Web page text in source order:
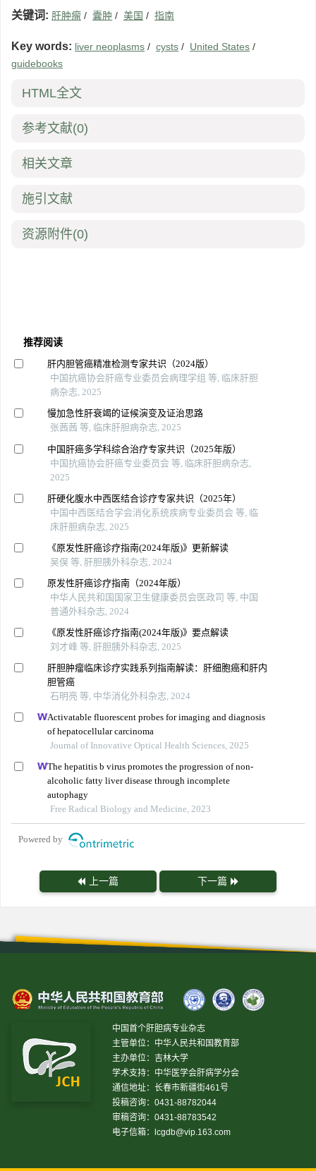
关键词: 肝肿瘤 / 囊肿 / 美国 / 指南
Key words: liver neoplasms / cysts / United States /
guidebooks
HTML全文
参考文献(0)
相关文章
施引文献
资源附件(0)
推荐阅读
肝内胆管癌精准检测专家共识（2024版）
中国抗癌协会肝癌专业委员会病理学组 等, 临床肝胆
病杂志, 2025
慢加急性肝衰竭的证候演变及证治思路
张茜茜 等, 临床肝胆病杂志, 2025
中国肝癌多学科综合治疗专家共识（2025年版）
中国抗癌协会肝癌专业委员会 等, 临床肝胆病杂志,
2025
肝硬化腹水中西医结合诊疗专家共识（2025年）
中国中西医结合学会消化系统疾病专业委员会 等, 临
床肝胆病杂志, 2025
《原发性肝癌诊疗指南(2024年版)》更新解读
吴俣 等, 肝胆胰外科杂志, 2024
原发性肝癌诊疗指南（2024年版）
中华人民共和国国家卫生健康委员会医政司 等, 中国
普通外科杂志, 2024
《原发性肝癌诊疗指南(2024年版)》要点解读
刘才峰 等, 肝胆胰外科杂志, 2025
肝胆肿瘤临床诊疗实践系列指南解读：肝细胞癌和肝内
胆管癌
石明亮 等, 中华消化外科杂志, 2024
Activatable fluorescent probes for imaging and diagnosis
of hepatocellular carcinoma
Journal of Innovative Optical Health Sciences, 2025
The hepatitis b virus promotes the progression of non-
alcoholic fatty liver disease through incomplete
autophagy
Free Radical Biology and Medicine, 2023
Powered by
上一篇 下一篇
中国首个肝胆病专业杂志
主管单位：中华人民共和国教育部
主办单位：吉林大学
学术支持：中华医学会肝病学分会
通信地址：长春市新疆街461号
投稿咨询：0431-88782044
审稿咨询：0431-88783542
电子信箱：
lcgdb@vip.163.com